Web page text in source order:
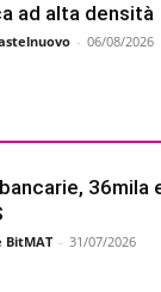
ad alta densità
- 06/08/2026
36mila
BitMAT - 31/07/2026